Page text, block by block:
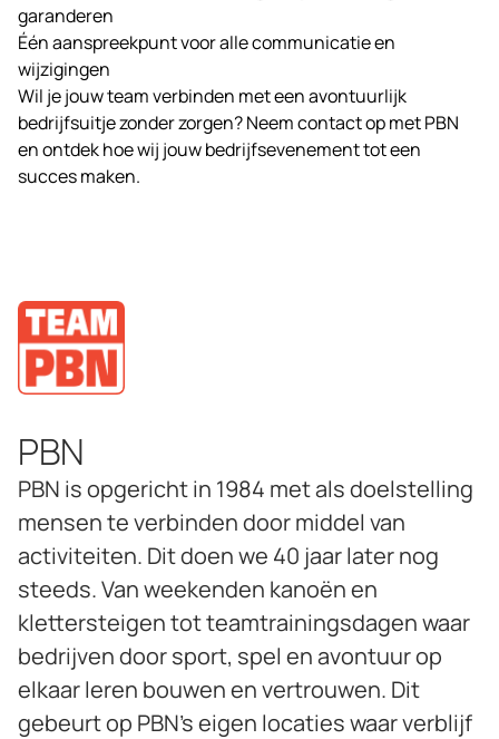
garanderen
Één aanspreekpunt voor alle communicatie en
wijzigingen
Wil je jouw team verbinden met een avontuurlijk
bedrijfsuitje zonder zorgen? Neem contact op met PBN
en ontdek hoe wij jouw bedrijfsevenement tot een
succes maken.
PBN
PBN is opgericht in 1984 met als doelstelling
mensen te verbinden door middel van
activiteiten. Dit doen we 40 jaar later nog
steeds. Van weekenden kanoën en
klettersteigen tot teamtrainingsdagen waar
bedrijven door sport, spel en avontuur op
elkaar leren bouwen en vertrouwen. Dit
gebeurt op PBN’s eigen locaties waar verblijf